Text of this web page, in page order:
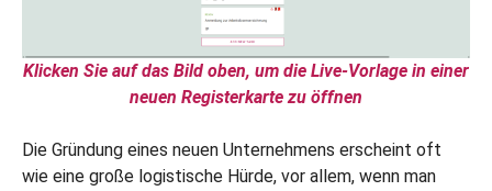
Klicken Sie auf das Bild oben, um die Live-Vorlage in einer
neuen Registerkarte zu öffnen
Die Gründung eines neuen Unternehmens erscheint oft
wie eine große logistische Hürde, vor allem, wenn man